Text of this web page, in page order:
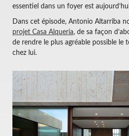
essentiel dans un foyer est
Dans cet épisode, Antonio Altarriba
projet Casa Alqueria, de sa façon
de rendre le plus agréable possible le
chez lui.